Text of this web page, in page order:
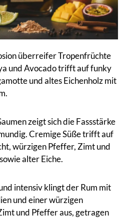
überreifer Tropenfrüchte
und Avocado trifft auf funky
und altes Eichenholz mit
zeigt sich die Fassstärke
Cremige Süße trifft auf
würzigen Pfeffer, Zimt und
alter Eiche.
intensiv klingt der Rum mit
und einer würzigen
und Pfeffer aus, getragen